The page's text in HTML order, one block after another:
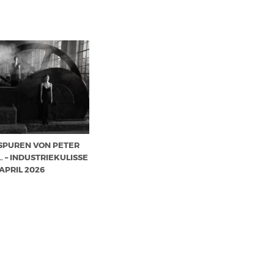
VON PETER
– INDUSTRIEKULISSE
2026